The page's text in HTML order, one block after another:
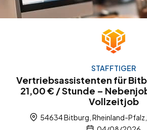
STAFFTIGER
Vertriebsassistenten für
21,00 € / Stunde –
Vollzeitjob
54634 Bitburg, Rheinland-